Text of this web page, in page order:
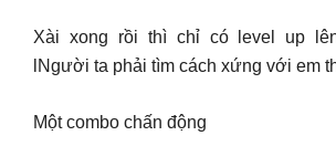
Xài xong rồi thì chỉ có level up
lNgười ta phải tìm cách xứng với em
Một combo chấn động